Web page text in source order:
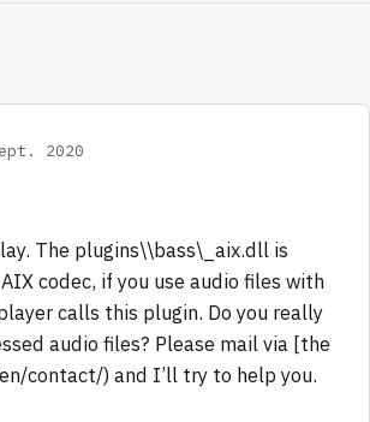
2020
The plugins\\bass\_aix.dll is
codec, if you use audio files with
calls this plugin. Do you really
audio files? Please mail via [the
contact/) and I’ll try to help you.